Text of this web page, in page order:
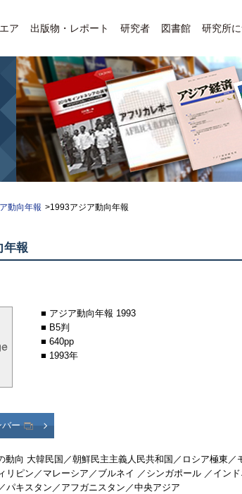
ア 出版物・レポート 研究者 図書館 研究所
動向年報 >1993アジア動向年報
年報
■ アジア動向年報 1993
■ B5判
■ 640pp
■ 1993年
バー
動向 大韓民国／朝鮮民主主義人民共和国／ロシア極東
リピン／マレーシア／ブルネイ ／シンガポール ／イン
パキスタン／アフガニスタン／中央アジア